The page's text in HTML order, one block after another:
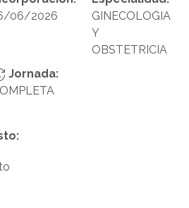
06/2026
GINECOLOGIA
Y
OBSTETRICIA
Jornada: